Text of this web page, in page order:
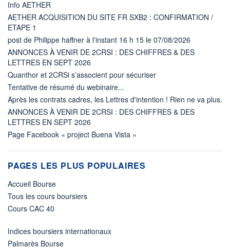
Info AETHER
AETHER ACQUISITION DU SITE FR SXB2 : CONFIRMATION /
ETAPE 1
post de Philippe haffner à l'instant 16 h 15 le 07/08/2026
ANNONCES À VENIR DE 2CRSI : DES CHIFFRES & DES
LETTRES EN SEPT 2026
Quanthor et 2CRSi s’associent pour sécuriser
Tentative de résumé du webinaire...
Après les contrats cadres, les Lettres d'intention ! Rien ne va plus.
ANNONCES À VENIR DE 2CRSI : DES CHIFFRES & DES
LETTRES EN SEPT 2026
Page Facebook « project Buena Vista »
PAGES LES PLUS POPULAIRES
Accueil Bourse
Tous les cours boursiers
Cours CAC 40
Indices boursiers internationaux
Palmarès Bourse